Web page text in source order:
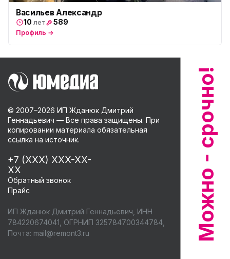
Васильев Александр
10 лет 589
Профиль →
© 2007–2026 ИП Жданюк Дмитрий
Геннадьевич — Все права защищены. При
копировании материала обязательная
ссылка на источник.
+7 (XXX) XXX-XX-
XX
Обратный звонок
Прайс
ИП Жданюк Дмитрий Геннадьевич, ИНН
784220674041, ОГРНИП 325784700344784,
Почта: mail@remont3.ru